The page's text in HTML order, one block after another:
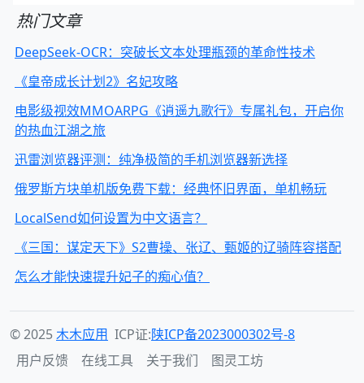
热门文章
DeepSeek-OCR：突破长文本处理瓶颈的革命性技术
《皇帝成长计划2》名妃攻略
电影级视效MMOARPG《逍遥九歌行》专属礼包，开启你
的热血江湖之旅
迅雷浏览器评测：纯净极简的手机浏览器新选择
俄罗斯方块单机版免费下载：经典怀旧界面，单机畅玩
LocalSend如何设置为中文语言？
《三国：谋定天下》S2曹操、张辽、甄姬的辽骑阵容搭配
怎么才能快速提升妃子的痴心值？
© 2025木木应用 ICP证:陕ICP备2023000302号-8
用户反馈
在线工具 关于我们 图灵工坊